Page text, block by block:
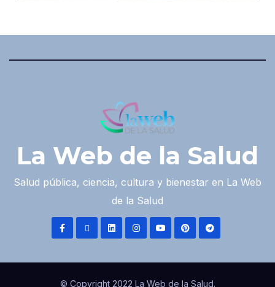
La Web de la Salud
Salud pública, ciencia, cultura y bienestar en La Web
de la Salud
© Copyright 2022 La Web de la Salud.